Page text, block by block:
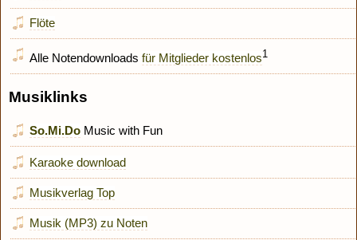
Flöte
Alle Notendownloads für Mitglieder kostenlos1
Musiklinks
So.Mi.Do Music with Fun
Karaoke download
Musikverlag Top
Musik (MP3) zu Noten